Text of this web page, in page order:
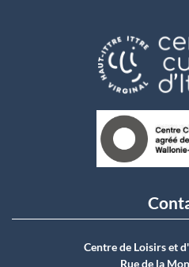
Centre de Loisirs et
Rue de la